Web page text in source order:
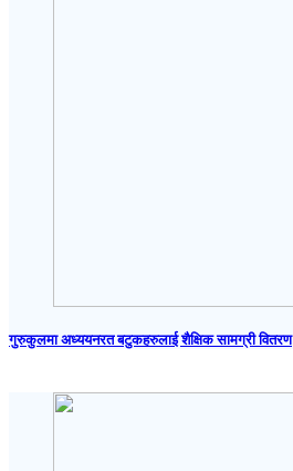
गुरुकुलमा अध्ययनरत बटुकहरुलाई शैक्षिक सामग्री वितरण